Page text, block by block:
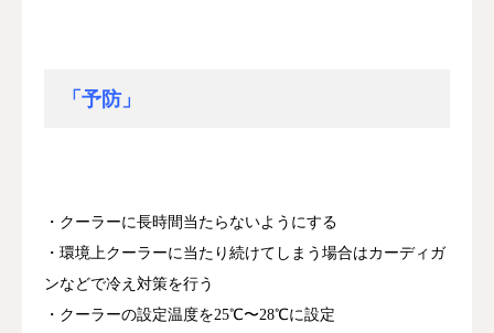
「予防」
・クーラーに長時間当たらないようにする
・環境上クーラーに当たり続けてしまう場合はカーディガ
ンなどで冷え対策を行う
・クーラーの設定温度を25℃〜28℃に設定